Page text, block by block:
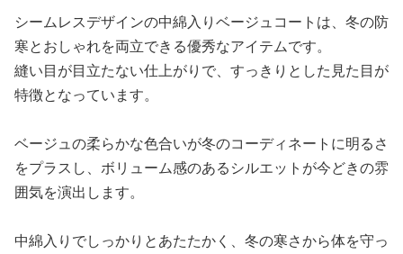
シームレスデザインの中綿入りベージュコートは、冬の防
寒とおしゃれを両立できる優秀なアイテムです。
縫い目が目立たない仕上がりで、すっきりとした見た目が
特徴となっています。
ベージュの柔らかな色合いが冬のコーディネートに明るさ
をプラスし、ボリューム感のあるシルエットが今どきの雰
囲気を演出します。
中綿入りでしっかりとあたたかく、冬の寒さから体を守っ